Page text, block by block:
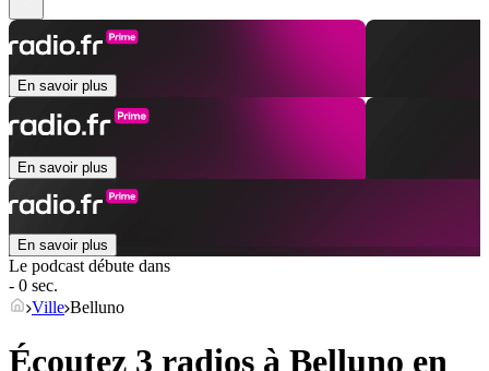
En savoir plus
En savoir plus
En savoir plus
Le podcast débute dans
- 0 sec.
Ville Belluno
Écoutez 3 radios à Belluno en